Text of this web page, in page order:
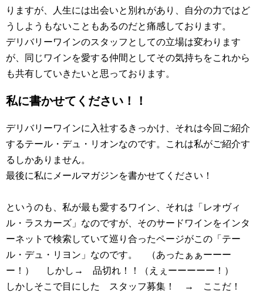
りますが、人生には出会いと別れがあり、自分の力ではど
うしようもないこともあるのだと痛感しております。
デリバリーワインのスタッフとしての立場は変わります
が、同じワインを愛する仲間としてその気持ちをこれから
も共有していきたいと思っております。
私に書かせてください！！
デリバリーワインに入社するきっかけ、それは今回ご紹介
するテール・デュ・リオンなのです。これは私がご紹介す
るしかありません。
最後に私にメールマガジンを書かせてください！
というのも、私が最も愛するワイン、それは「レオヴィ
ル・ラスカーズ」なのですが、そのサードワインをインタ
ーネットで検索していて巡り合ったページがこの「テー
ル・デュ・リヨン」なのです。 （あったぁぁーーー
ー！） しかし→ 品切れ！！（えぇーーーーー！）
しかしそこで目にした スタッフ募集！ → ここだ！